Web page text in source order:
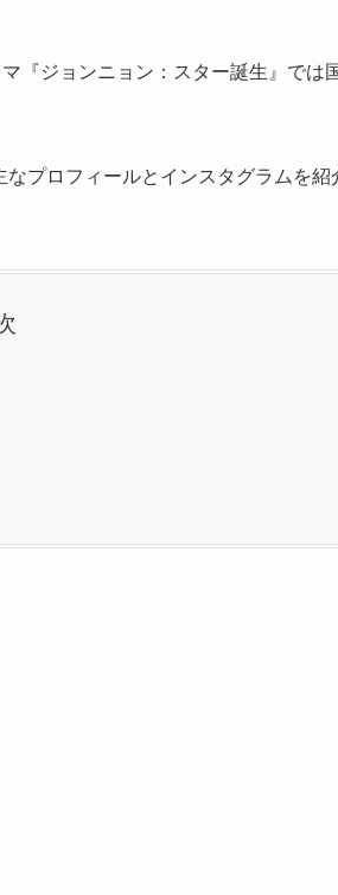
『ジョンニョン：スター誕生』では
プロフィールとインスタグラムを紹